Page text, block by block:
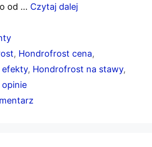
od … Czytaj dalej
, Hondrofrost cena,
, Hondrofrost na stawy,